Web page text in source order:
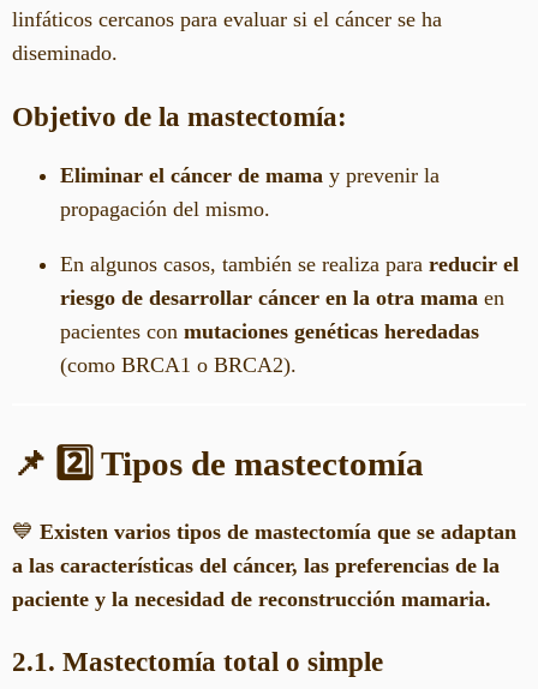
linfáticos cercanos para evaluar si el cáncer se ha
diseminado.
Objetivo de la mastectomía:
Eliminar el cáncer de mama y prevenir la
propagación del mismo.
En algunos casos, también se realiza para reducir el
riesgo de desarrollar cáncer en la otra mama en
pacientes con mutaciones genéticas heredadas
(como BRCA1 o BRCA2).
📌 2️⃣ Tipos de mastectomía
💙 Existen varios tipos de mastectomía que se adaptan
a las características del cáncer, las preferencias de la
paciente y la necesidad de reconstrucción mamaria.
2.1. Mastectomía total o simple